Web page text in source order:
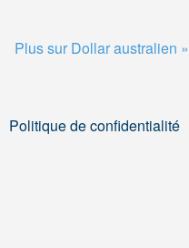
Plus sur Dollar australien »
Politique de confidentialité